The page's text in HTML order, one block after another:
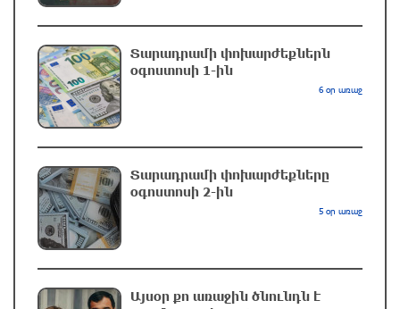
գագաթը
Վթար Լոռու մարզում․ փրկարարները
վարորդին դուրս են բերել արգելափակումից
Երևանում երթուղիների փոփոխություն կլինի
UFC 331 մրցաշարում Ծառուկյան-Օլիվեյրա
մենամարտի չեղարկման պատճառը
Տարադրամի փոխարժեքներն
օգոստոսի 1-ին
6 օր առաջ
Տարադրամի փոխարժեքները
օգոստոսի 2-ին
5 օր առաջ
Այսօր քո առաջին ծնունդն է